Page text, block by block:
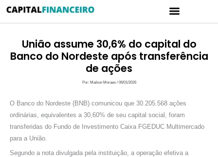
conteúdo
Menu
União assume 30,6% do capital do
Banco do Nordeste após transferência
de ações
Por: Maikon Moraes / 06/01/2026
O Banco do Nordeste (BNB) comunicou que 30.205.568 ações
ordinárias, equivalentes a 30,60% de seu capital social, foram
transferidas do Fundo de Investimento Caixa FGEDUC Multimercado
para a União.
Segundo a nota divulgada pela instituição, a operação efetiva a